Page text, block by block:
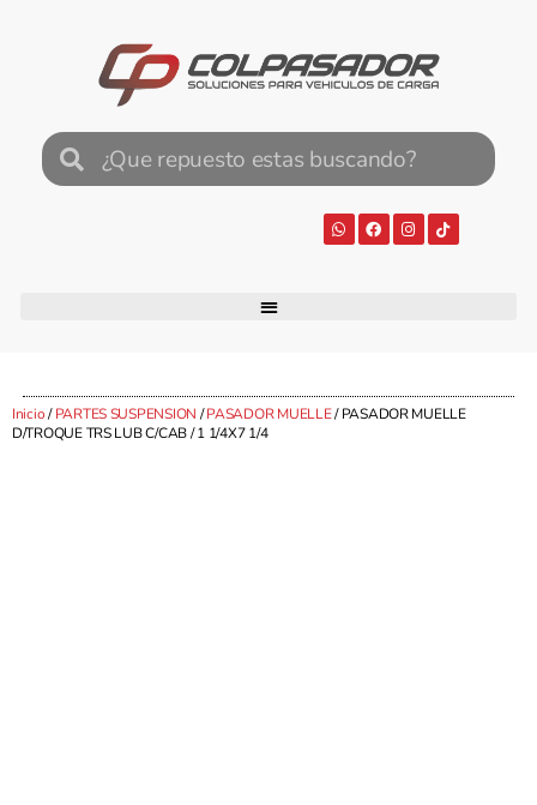
Inicio/PARTES SUSPENSION /PASADOR MUELLE/ PASADOR MUELLE
D/TROQUE TRS LUB C/CAB / 1 1/4X7 1/4